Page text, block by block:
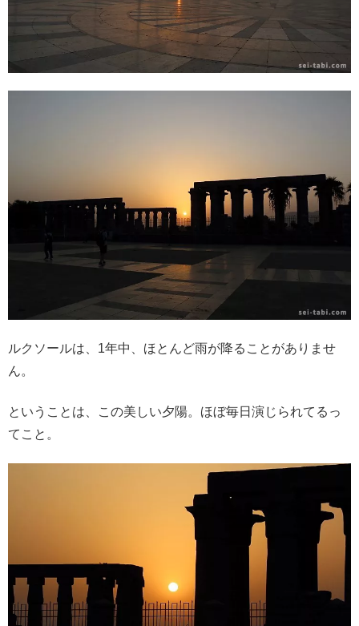
ルクソールは、1年中、ほとんど雨が降ることがありませ
ん。
ということは、この美しい夕陽。ほぼ毎日演じられてるっ
てこと。